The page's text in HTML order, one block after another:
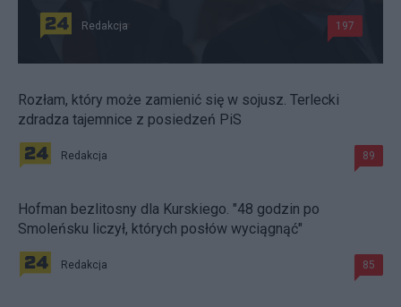
Redakcja 197
Rozłam, który może zamienić się w sojusz. Terlecki
zdradza tajemnice z posiedzeń PiS
Redakcja 89
Hofman bezlitosny dla Kurskiego. "48 godzin po
Smoleńsku liczył, których posłów wyciągnąć"
Redakcja 85